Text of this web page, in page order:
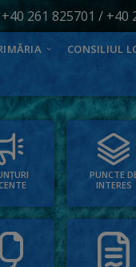
+40 261 825701 / +40
CONSILIUL
PUNCTE
INTERES